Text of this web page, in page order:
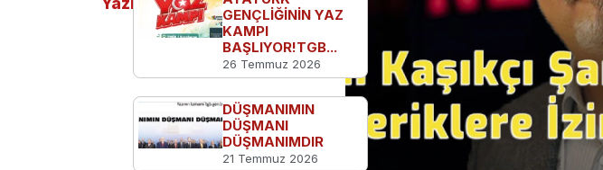
Yazılar
GENÇLİĞİNİN YAZ
KAMPI
BAŞLIYOR!TGB...
26 Temmuz 2026
DÜŞMANIMIN
DÜŞMANI
DÜŞMANIMDIR
21 Temmuz 2026